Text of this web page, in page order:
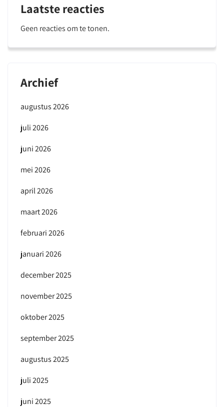
Laatste reacties
Geen reacties om te tonen.
Archief
augustus 2026
juli 2026
juni 2026
mei 2026
april 2026
maart 2026
februari 2026
januari 2026
december 2025
november 2025
oktober 2025
september 2025
augustus 2025
juli 2025
juni 2025